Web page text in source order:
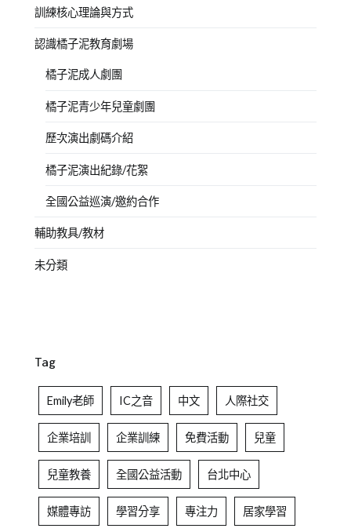
訓練核心理論與方式
認識橘子泥教育劇場
橘子泥成人劇團
橘子泥青少年兒童劇團
歷次演出劇碼介紹
橘子泥演出紀錄/花絮
全國公益巡演/邀約合作
輔助教具/教材
未分類
Tag
Emily老師 IC之音 中文 人際社交
企業培訓 企業訓練 免費活動 兒童
兒童教養 全國公益活動 台北中心
媒體專訪 學習分享 專注力 居家學習